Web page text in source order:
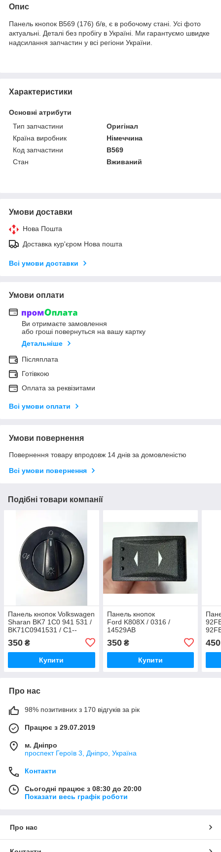
Опис
Панель кнопок B569 (176) б/в, є в робочому стані. Усі фото
актуальні. Деталі без пробігу в Україні. Ми гарантуємо швидке
надсилання запчастин у всі регіони України.
Характеристики
Основні атрибути
Тип запчастини
Оригінал
Країна виробник
Німеччина
Код запчастини
B569
Стан
Вживаний
Умови доставки
Нова Пошта
Доставка кур'єром Нова пошта
Всі умови доставки
Умови оплати
Ви отримаєте замовлення
або гроші повернуться на вашу картку
Детальніше
Післяплата
Готівкою
Оплата за реквізитами
Всі умови оплати
Умови повернення
Повернення товару впродовж 14 днів за домовленістю
Всі умови повернення
Подібні товари компанії
Панель кнопок Volkswagen
Sharan BK7 1C0 941 531 /
BK71C0941531 / C1--
350 ₴
Купити
Панель кнопок
Ford K808X / 0316 /
14529AB
350₴
Купити
450
Про нас
98% позитивних з 170 відгуків за рік
Працює з 29.07.2019
м. Дніпро
проспект Героїв 3, Дніпро, Україна
Контакти
Сьогодні працює з 08:30 до 20:00
Показати весь графік роботи
Про нас